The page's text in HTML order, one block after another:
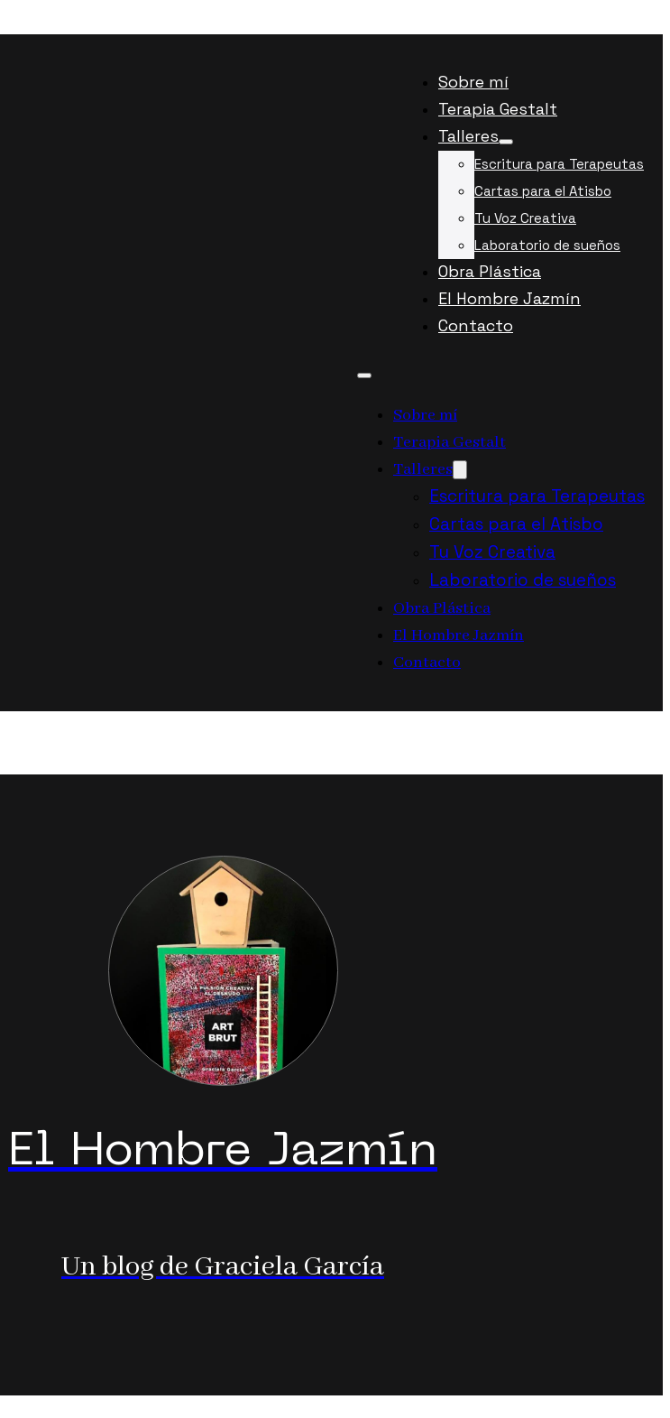
Sobre mí
Terapia Gestalt
Talleres
Escritura para Terapeutas
Cartas para el Atisbo
Tu Voz Creativa
Laboratorio de sueños
Obra Plástica
El Hombre Jazmín
Contacto
Sobre mí
Terapia Gestalt
Talleres
Escritura para Terapeutas
Cartas para el Atisbo
Tu Voz Creativa
Laboratorio de sueños
Obra Plástica
El Hombre Jazmín
Contacto
El Hombre Jazmín
Un blog de Graciela García